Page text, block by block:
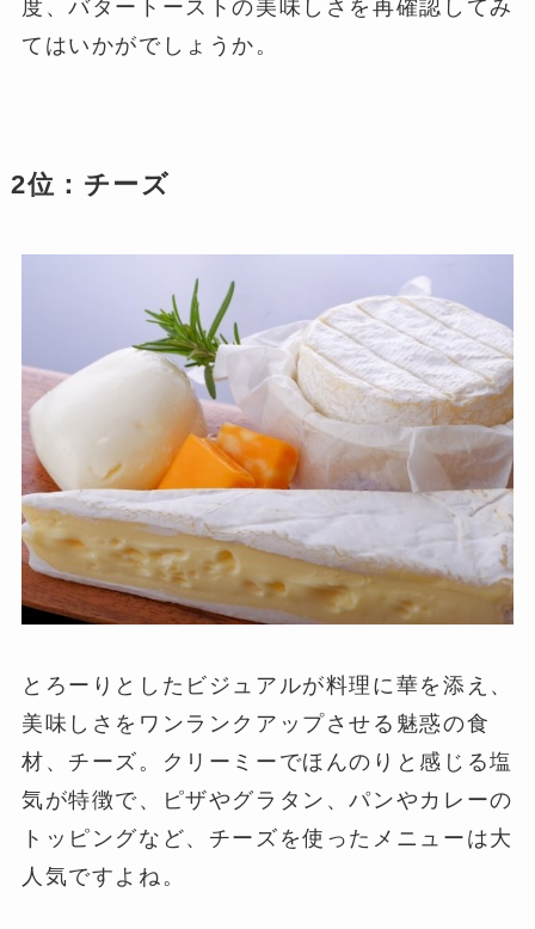
度、バタートーストの美味しさを再確認してみ
てはいかがでしょうか。
2位：チーズ
とろーりとしたビジュアルが料理に華を添え、
美味しさをワンランクアップさせる魅惑の食
材、チーズ。クリーミーでほんのりと感じる塩
気が特徴で、ピザやグラタン、パンやカレーの
トッピングなど、チーズを使ったメニューは大
人気ですよね。